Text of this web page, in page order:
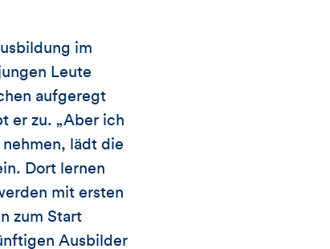
im
Leute
aufgeregt
er zu. „Aber ich
lädt die
Dort lernen
mit ersten
zum Start
Ausbilder